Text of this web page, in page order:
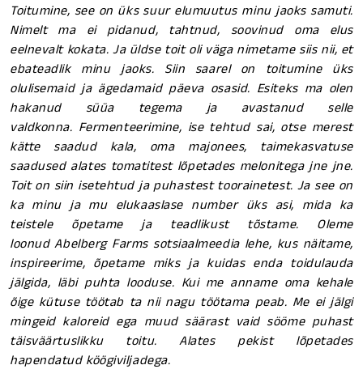
Toitumine, see on üks suur elumuutus minu jaoks samuti.
Nimelt ma ei pidanud, tahtnud, soovinud oma elus
eelnevalt kokata. Ja üldse toit oli väga nimetame siis nii, et
ebateadlik minu jaoks. Siin saarel on toitumine üks
olulisemaid ja ägedamaid päeva osasid. Esiteks ma olen
hakanud süüa tegema ja avastanud selle
valdkonna. Fermenteerimine, ise tehtud sai, otse merest
kätte saadud kala, oma majonees, taimekasvatuse
saadused alates tomatitest lõpetades melonitega jne jne.
Toit on siin isetehtud ja puhastest toorainetest. Ja see on
ka minu ja mu elukaaslase number üks asi, mida ka
teistele õpetame ja teadlikust tõstame. Oleme
loonud Abelberg Farms sotsiaalmeedia lehe, kus näitame,
inspireerime, õpetame miks ja kuidas enda toidulauda
jälgida, läbi puhta looduse. Kui me anname oma kehale
õige kütuse töötab ta nii nagu töötama peab. Me ei jälgi
mingeid kaloreid ega muud säärast vaid sööme puhast
täisväärtuslikku toitu. Alates pekist lõpetades
hapendatud köögiviljadega.